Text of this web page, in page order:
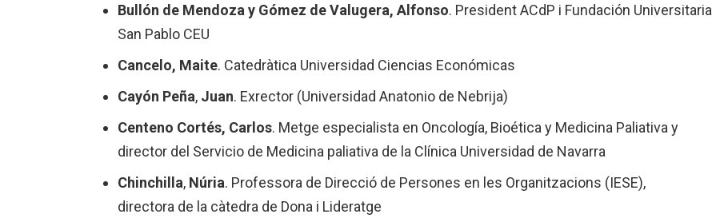
Bullón de Mendoza y Gómez de Valugera, Alfonso. President ACdP i Fundación Universitaria
San Pablo CEU
Cancelo, Maite. Catedràtica Universidad Ciencias Económicas
Cayón Peña, Juan. Exrector (Universidad Anatonio de Nebrija)
Centeno Cortés, Carlos. Metge especialista en Oncología, Bioética y Medicina Paliativa y
director del Servicio de Medicina paliativa de la Clínica Universidad de Navarra
Chinchilla, Núria. Professora de Direcció de Persones en les Organitzacions (IESE),
directora de la càtedra de Dona i Lideratge